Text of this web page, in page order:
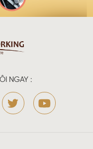
NGAY :